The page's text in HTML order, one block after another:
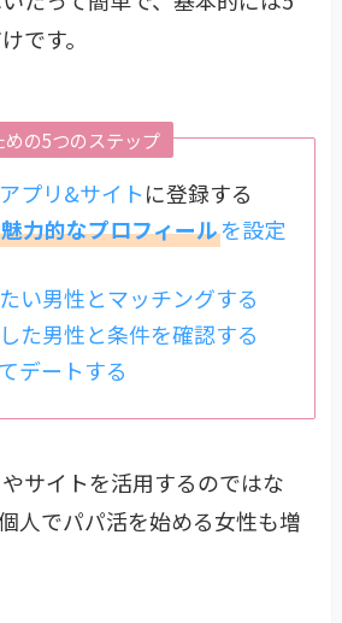
です。
の5つのステップ
プリ&サイトに登録する
魅力的なプロフィールを設定
い男性とマッチングする
た男性と条件を確認する
デートする
サイトを活用するのではな
人でパパ活を始める女性も増